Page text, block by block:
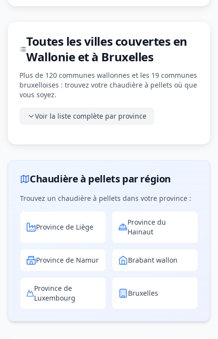
Toutes les villes couvertes en
Wallonie et à Bruxelles
Plus de 120 communes wallonnes et les 19 communes
bruxelloises : trouvez votre chaudière à pellets où que
vous soyez.
Voir la liste complète par province
Chaudière à pellets par région
Trouvez un chaudière à pellets dans votre province :
Province de Liège
Province du
Hainaut
Province de Namur Brabant wallon
Province de
Luxembourg
Bruxelles